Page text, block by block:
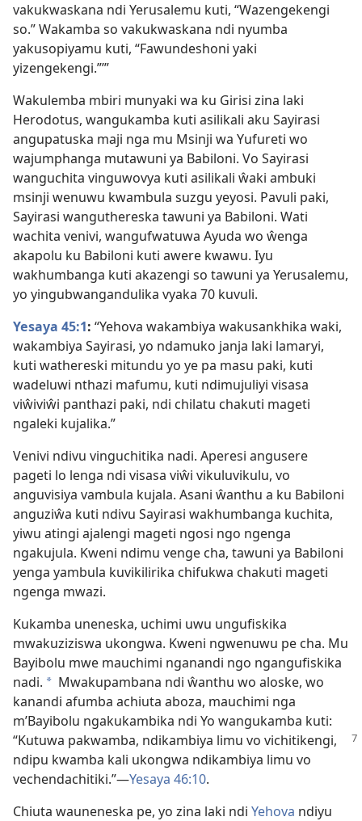
vakukwaskana ndi Yerusalemu kuti, “Wazengekengi
so.” Wakamba so vakukwaskana ndi nyumba
yakusopiyamu kuti, “Fawundeshoni yaki
yizengekengi.”’”
Wakulemba mbiri munyaki wa ku Girisi zina laki
Herodotus, wangukamba kuti asilikali aku Sayirasi
angupatuska maji nga mu Msinji wa Yufureti wo
wajumphanga mutawuni ya Babiloni. Vo Sayirasi
wanguchita vinguwovya kuti asilikali ŵaki ambuki
msinji wenuwu kwambula suzgu yeyosi. Pavuli paki,
Sayirasi wanguthereska tawuni ya Babiloni. Wati
wachita venivi, wangufwatuwa Ayuda wo ŵenga
akapolu ku Babiloni kuti awere kwawu. Iyu
wakhumbanga kuti akazengi so tawuni ya Yerusalemu,
yo yingubwangandulika vyaka 70 kuvuli.
Yesaya 45:1: “Yehova wakambiya wakusankhika waki,
wakambiya Sayirasi, yo ndamuko janja laki lamaryi,
kuti wathereski mitundu yo ye pa masu paki, kuti
wadeluwi nthazi mafumu, kuti ndimujuliyi visasa
viŵiviŵi panthazi paki, ndi chilatu chakuti mageti
ngaleki kujalika.”
Venivi ndivu vinguchitika nadi. Aperesi angusere
pageti lo lenga ndi visasa viŵi vikuluvikulu, vo
anguvisiya vambula kujala. Asani ŵanthu a ku Babiloni
anguziŵa kuti ndivu Sayirasi wakhumbanga kuchita,
yiwu atingi ajalengi mageti ngosi ngo ngenga
ngakujula. Kweni ndimu venge cha, tawuni ya Babiloni
yenga yambula kuvikilirika chifukwa chakuti mageti
ngenga mwazi.
Kukamba uneneska, uchimi uwu ungufiskika
mwakuziziswa ukongwa. Kweni ngwenuwu pe cha. Mu
Bayibolu mwe mauchimi nganandi ngo ngangufiskika
nadi. * Mwakupambana ndi ŵanthu wo aloske, wo
kanandi afumba achiuta aboza, mauchimi nga
m’Bayibolu ngakukambika ndi Yo wangukamba kuti:
“Kutuwa pakwamba, ndikambiya limu vo vichitikengi,
ndipu kwamba kali ukongwa ndikambiya limu vo
vechendachitiki.”—Yesaya 46:10.
Chiuta wauneneska pe, yo zina laki ndi Yehova ndiyu